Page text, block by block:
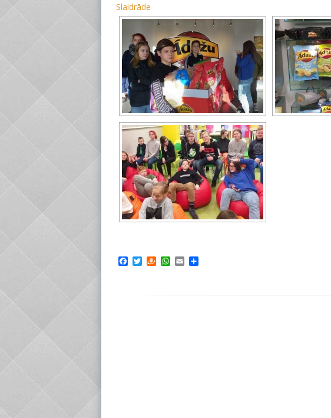
Slaidrāde
Facebook
TwitterDraugiem
WhatsApp
Email